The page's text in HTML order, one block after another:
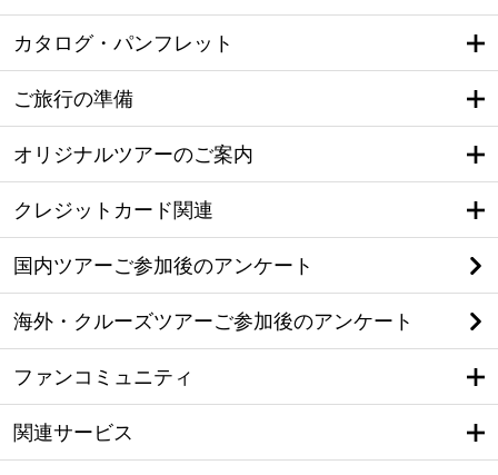
カタログ・パンフレット
ご旅行の準備
オリジナルツアーのご案内
クレジットカード関連
国内ツアーご参加後のアンケート
海外・クルーズツアーご参加後のアンケート
ファンコミュニティ
関連サービス